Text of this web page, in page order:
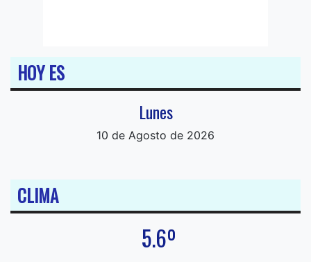
HOY ES
Lunes
10 de Agosto de 2026
CLIMA
5.6º